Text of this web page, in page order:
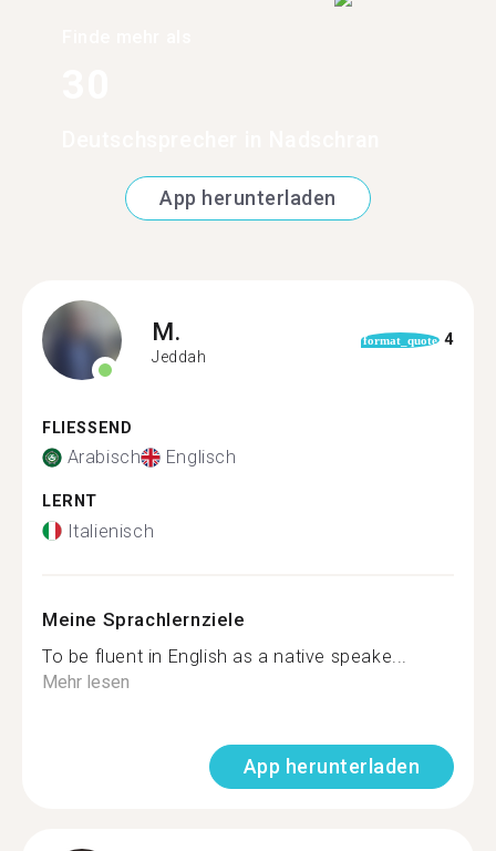
App herunterladen
M.
Jeddah
format_quote 4
FLIESSEND
Arabisch Englisch
LERNT
Italienisch
Meine Sprachlernziele
To be fluent in English as a native speake...
Mehr lesen
App herunterladen